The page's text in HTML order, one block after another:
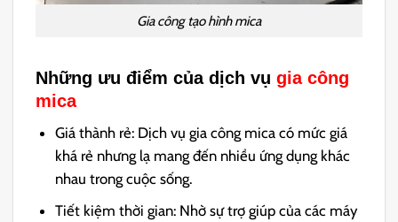
Gia công tạo hình mica
Những ưu điểm của dịch vụgia công
mica
Giá thành rẻ: Dịch vụ gia công mica có mức giá
khá rẻ nhưng lạ mang đến nhiều ứng dụng khác
nhau trong cuộc sống.
Tiết kiệm thời gian: Nhờ sự trợ giúp của các máy